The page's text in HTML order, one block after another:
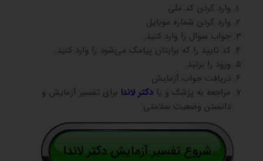
وارد کردن کد ملی
وارد کردن شماره موبایل
جواب سوال را وارد کنید.
کد تایید را که برایتان پیامک می‌شود را وارد کنید.
ورود را بزنید.
دریافت جواب آزمایش
مراجعه به پزشک و یا دکتر لاندا برای تفسیر آزمایش و
دانستن وضعیت سلامتی